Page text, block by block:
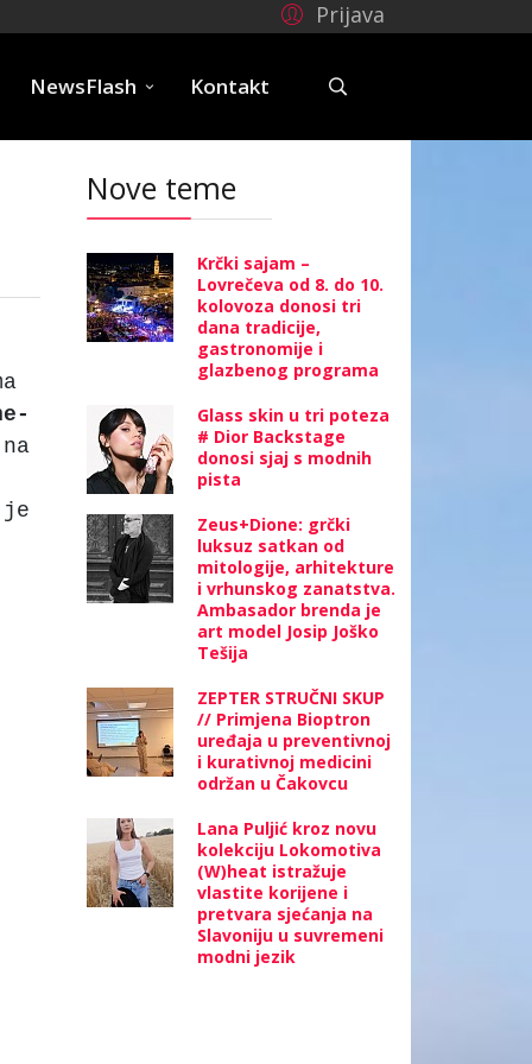
Prijava
NewsFlash Kontakt
Nove teme
Krčki sajam –
Lovrečeva od 8. do 10.
kolovoza donosi tri
dana tradicije,
gastronomije i
glazbenog programa
Glass skin u tri poteza
# Dior Backstage
donosi sjaj s modnih
pista
Zeus+Dione: grčki
luksuz satkan od
mitologije, arhitekture
i vrhunskog zanatstva.
Ambasador brenda je
art model Josip Joško
Tešija
ZEPTER STRUČNI SKUP
// Primjena Bioptron
uređaja u preventivnoj
i kurativnoj medicini
održan u Čakovcu
Lana Puljić kroz novu
kolekciju Lokomotiva
(W)heat istražuje
vlastite korijene i
pretvara sjećanja na
Slavoniju u suvremeni
modni jezik